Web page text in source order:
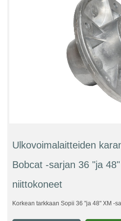
Ulkovoimalaitteiden
Bobcat -sarjan 36 "ja
niittokoneet
Korkean tarkkaan Sopii 36 "ja 48" XM -